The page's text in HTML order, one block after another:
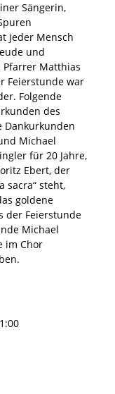
Sängerin,
jeder Mensch
und
Pfarrer Matthias
Feierstunde war
Folgende
des
Dankurkunden
Michael
für 20 Jahre,
Ebert, der
sacra“ steht,
goldene
der Feierstunde
Michael
im Chor